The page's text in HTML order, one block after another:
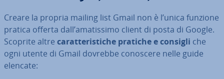
Creare la propria mailing list Gmail non è l’unica funzione
pratica offerta dall’ama­tis­si­mo client di posta di Google.
Scoprite altre ca­rat­te­ri­sti­che pratiche e consigli che
ogni utente di Gmail dovrebbe conoscere nelle guide
elencate: